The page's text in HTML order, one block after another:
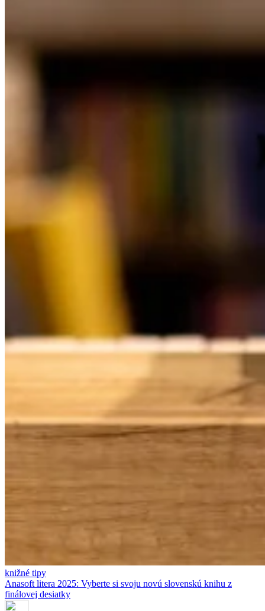
knižné tipy
Anasoft litera 2025: Vyberte si svoju novú slovenskú knihu z
finálovej desiatky